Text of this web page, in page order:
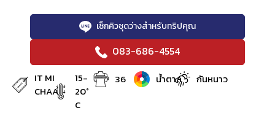
เช็กคิวชุดว่างสำหรับทริปคุณ
083-686-4554
IT MI
CHAA
15-
20°
C
36 น้ำตาล กันหนาว